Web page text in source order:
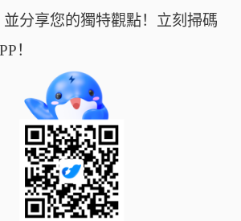
並分享您的獨特觀點！立刻掃碼
！